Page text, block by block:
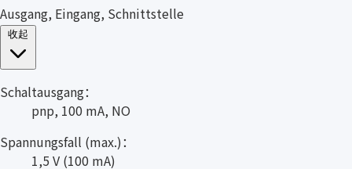
Ausgang, Eingang, Schnittstelle
Schaltausgang：
pnp, 100 mA, NO
Spannungsfall (max.)：
1,5 V (100 mA)